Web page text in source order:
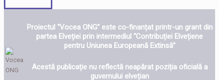
Proiectul “Vocea ONG” este co-finanțat printr-un grant din
partea Elveției prin intermediul “Contribuției Elvețiene
pentru Uniunea Europeană Extinsă”
Acestă publicație nu reflectă neapărat poziția oficială a
guvernului elvețian